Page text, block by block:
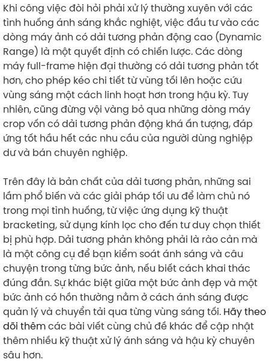
Khi công việc đòi hỏi phải xử lý thường xuyên với các
tình huống ánh sáng khắc nghiệt, việc đầu tư vào các
dòng máy ảnh có dải tương phản động cao (Dynamic
Range) là một quyết định có chiến lược. Các dòng
máy full-frame hiện đại thường có dải tương phản tốt
hơn, cho phép kéo chi tiết từ vùng tối lên hoặc cứu
vùng sáng một cách linh hoạt hơn trong hậu kỳ. Tuy
nhiên, cũng đừng vội vàng bỏ qua những dòng máy
crop vốn có dải tương phản động khá ấn tượng, đáp
ứng tốt hầu hết các nhu cầu của người dùng nghiệp
dư và bán chuyên nghiệp.
Trên đây là bản chất của dải tương phản, những sai
lầm phổ biến và các giải pháp tối ưu để làm chủ nó
trong mọi tình huống, từ việc ứng dụng kỹ thuật
bracketing, sử dụng kính lọc cho đến tư duy chọn thiết
bị phù hợp. Dải tương phản không phải là rào cản mà
là một công cụ để bạn kiểm soát ánh sáng và câu
chuyện trong từng bức ảnh, nếu biết cách khai thác
đúng đắn. Sự khác biệt giữa một bức ảnh đẹp và một
bức ảnh có hồn thường nằm ở cách ánh sáng được
quản lý và chuyển tải qua từng vùng sáng tối. Hãy theo
dõi thêmcác bài viết cùng chủ đề khác để cập nhật
thêm nhiều kỹ thuật xử lý ánh sáng và hậu kỳ chuyên
sâu hơn.